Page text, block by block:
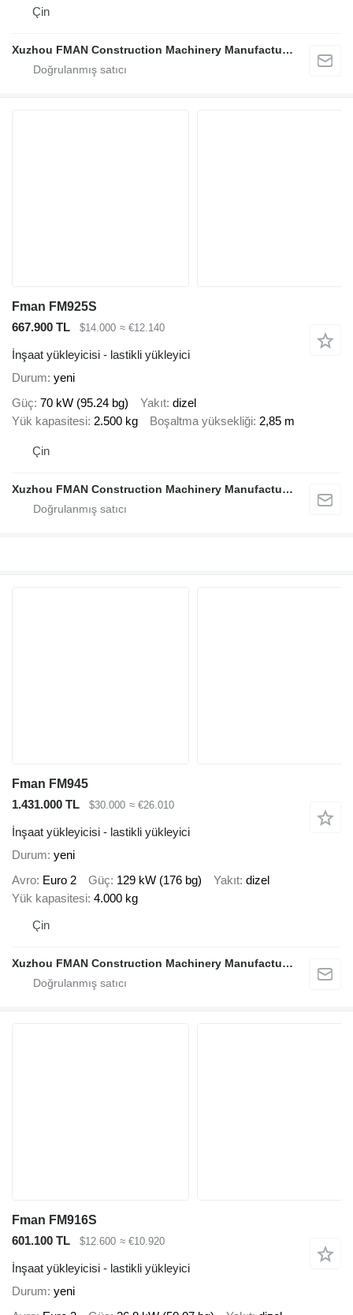
Çin
Xuzhou FMAN Construction Machinery Manufacture Co., Ltd.
Fman FM925S
667.900 TL
$14.000 ≈ €12.140
İnşaat yükleyicisi - lastikli yükleyici
Durum yeni
Güç 70 kW (95.24 bg) Yakıt dizel
Yük kapasitesi 2.500 kg Boşaltma yüksekliği 2,85 m
Çin
Xuzhou FMAN Construction Machinery Manufacture Co., Ltd.
Fman FM945
1.431.000 TL
$30.000 ≈ €26.010
İnşaat yükleyicisi - lastikli yükleyici
Durum yeni
Avro Euro 2 Güç 129 kW (176 bg) Yakıt dizel
Yük kapasitesi 4.000 kg
Çin
Xuzhou FMAN Construction Machinery Manufacture Co., Ltd.
Fman FM916S
601.100 TL
$12.600 ≈ €10.920
İnşaat yükleyicisi - lastikli yükleyici
Durum yeni